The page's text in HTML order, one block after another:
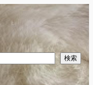
検索